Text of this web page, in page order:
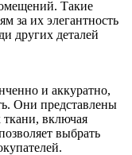
Такие
за их элегантность
других деталей
и аккуратно,
Они представлены
включая
выбрать